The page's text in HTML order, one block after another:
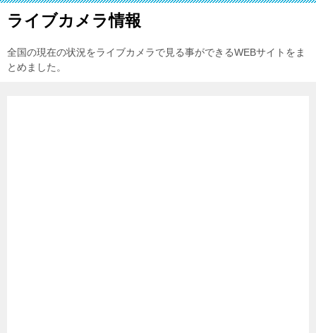
ライブカメラ情報
全国の現在の状況をライブカメラで見る事ができるWEBサイトをま
とめました。